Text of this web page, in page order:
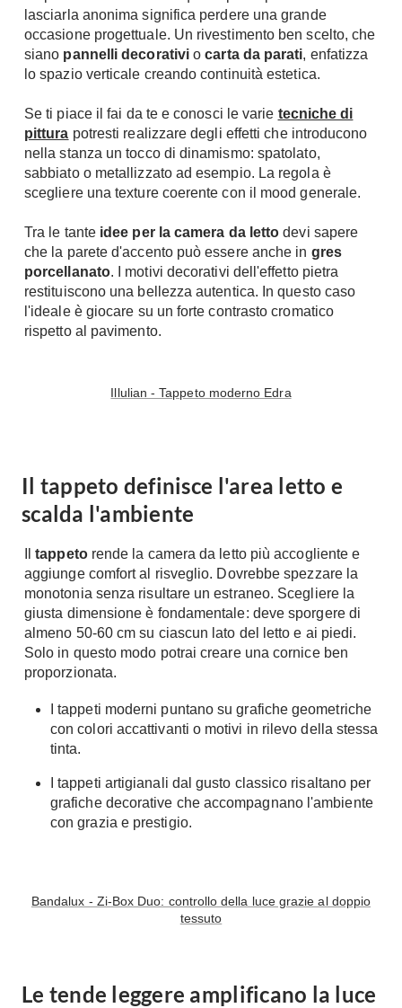
Materassi
Lattice
Memory Foam
Reti Letto
Cuscini
Consigli materassi
Bagno
Arredo Bagno
Sanitari
Cabine Doccia
Idromassaggio
Accessori Bagno
Vasche da Bagno
Tende da sole
Gazebo
A Chiocciola
Scale Interni
Ringhiere
Rivestimenti
Ceramica
Cotto
Resina
Gres
Laminato
Moquette
Fai da Te
Casa fai da te
Bricolage
lasciarla anonima significa perdere una grande
occasione progettuale. Un rivestimento ben scelto, che
siano pannelli decorativiocarta da parati, enfatizza
lo spazio verticale creando continuità estetica.
Se ti piace il fai da te e conosci le varie tecniche di
pittura potresti realizzare degli effetti che introducono
nella stanza un tocco di dinamismo: spatolato,
sabbiato o metallizzato ad esempio. La regola è
scegliere una texture coerente con il mood generale.
Tra le tante idee per la camera da letto devi sapere
che la parete d'accento può essere anche in gres
porcellanato.
I motivi decorativi dell'effetto pietra
restituiscono una bellezza autentica. In questo caso
l'ideale è giocare su un forte contrasto cromatico
rispetto al pavimento.
Illulian - Tappeto moderno Edra
Il tappeto definisce l'area letto e
scalda l'ambiente
Iltappeto rende la camera da letto più accogliente e
aggiunge comfort al risveglio. Dovrebbe spezzare la
monotonia senza risultare un estraneo. Scegliere la
giusta dimensione è fondamentale: deve sporgere di
almeno 50-60 cm su ciascun lato del letto e ai piedi.
Solo in questo modo potrai creare una cornice ben
proporzionata.
I tappeti moderni puntano su grafiche geometriche
con colori accattivanti o motivi in rilevo della stessa
tinta.
I tappeti artigianali dal gusto classico risaltano per
grafiche decorative che accompagnano l'ambiente
con grazia e prestigio.
Bandalux - Zi-Box Duo: controllo della luce grazie al doppio
tessuto
Le tende leggere amplificano la luce